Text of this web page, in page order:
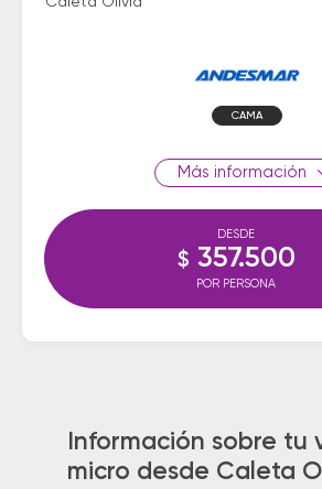
CAMA
información
DESDE
$ 357.500
POR PERSONA
Información sobre tu
micro desde Caleta